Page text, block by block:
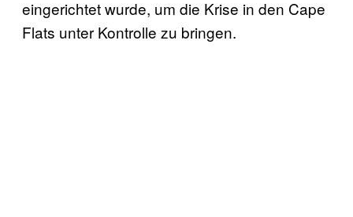
eingerichtet wurde, um die Krise in den Cape
Flats unter Kontrolle zu bringen.